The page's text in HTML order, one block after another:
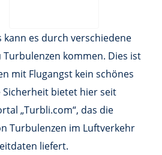
kann es durch verschiedene
kommen. Dies ist
mit Flugangst kein schönes
Sicherheit bietet hier seit
„Turbli.com“, das die
Turbulenzen im Luftverkehr
liefert.